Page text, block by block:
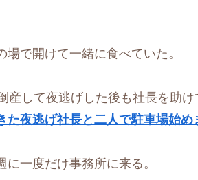
で開けて一緒に食べていた。
産して夜逃げした後も社長を助け
た夜逃げ社長と二人で駐車場始め
一度だけ事務所に来る。